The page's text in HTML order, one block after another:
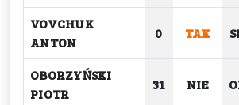
VOVCHUK
ANTON
0 TAK
OBORZYŃSKI
PIOTR
31 NIE